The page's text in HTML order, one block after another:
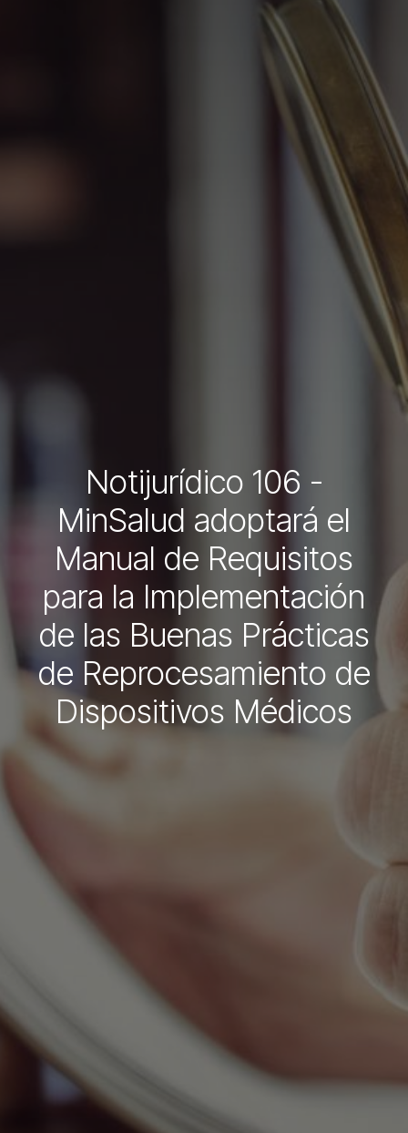
Notijurídico 106 -
MinSalud adoptará el
Manual de Requisitos
para la Implementación
de las Buenas Prácticas
de Reprocesamiento de
Dispositivos Médicos